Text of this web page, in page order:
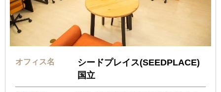
オフィス名
シードプレイス(SEEDPLACE)
国立